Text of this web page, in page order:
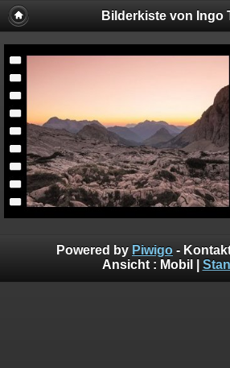
Bilderkiste von Ingo
Powered by Piwigo -
Ansicht : Mobil